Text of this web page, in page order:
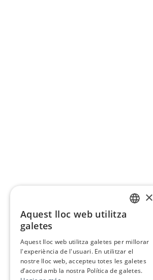
×
Aquest lloc web utilitza
galetes
Aquest lloc web utilitza galetes per millorar
l'experiència de l'usuari. En utilitzar el
nostre lloc web, accepteu totes les galetes
d’acord amb la nostra Política de galetes.